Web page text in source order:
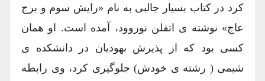
کرد در کتاب بسیار جالبی به نام «رایش سوم و برج
عاج» نوشته ی اتفلن نوروود، آمده است. او همان
کسی بود که از پذیرش بهودیان در دانشکده ی
شیمی ( رشته ی خودش) جلوگیری کرد، وی رابطه